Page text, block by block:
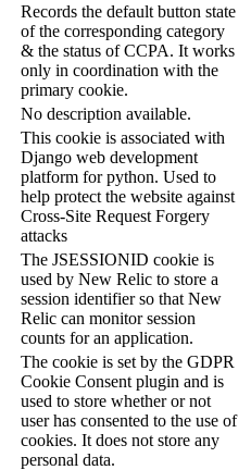
Records the default button state
of the corresponding category
& the status of CCPA. It works
only in coordination with the
primary cookie.
No description available.
This cookie is associated with
Django web development
platform for python. Used to
help protect the website against
Cross-Site Request Forgery
attacks
The JSESSIONID cookie is
used by New Relic to store a
session identifier so that New
Relic can monitor session
counts for an application.
The cookie is set by the GDPR
Cookie Consent plugin and is
used to store whether or not
user has consented to the use of
cookies. It does not store any
personal data.